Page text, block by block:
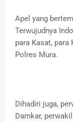
Apel yang
Terwujudnya
para Kasat, para
Polres Mura.
Dihadiri juga,
Damkar,